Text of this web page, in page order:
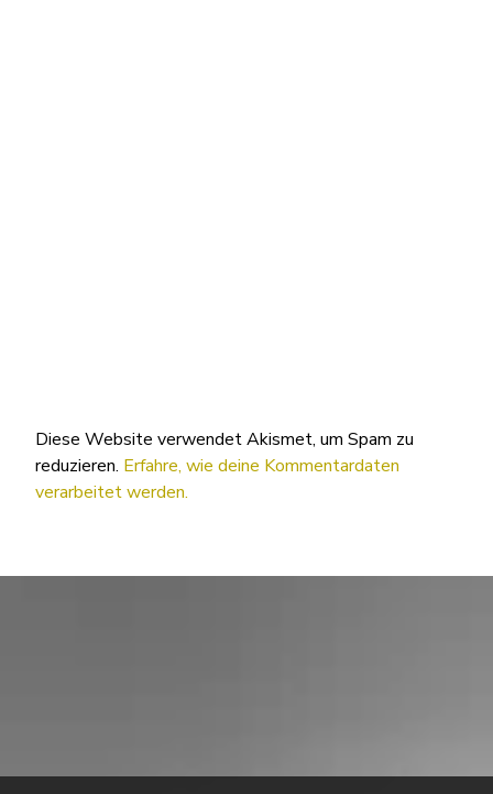
Diese Website verwendet Akismet, um Spam zu
reduzieren. Erfahre, wie deine Kommentardaten
verarbeitet werden.